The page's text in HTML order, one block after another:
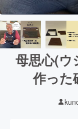
母思心(
作った